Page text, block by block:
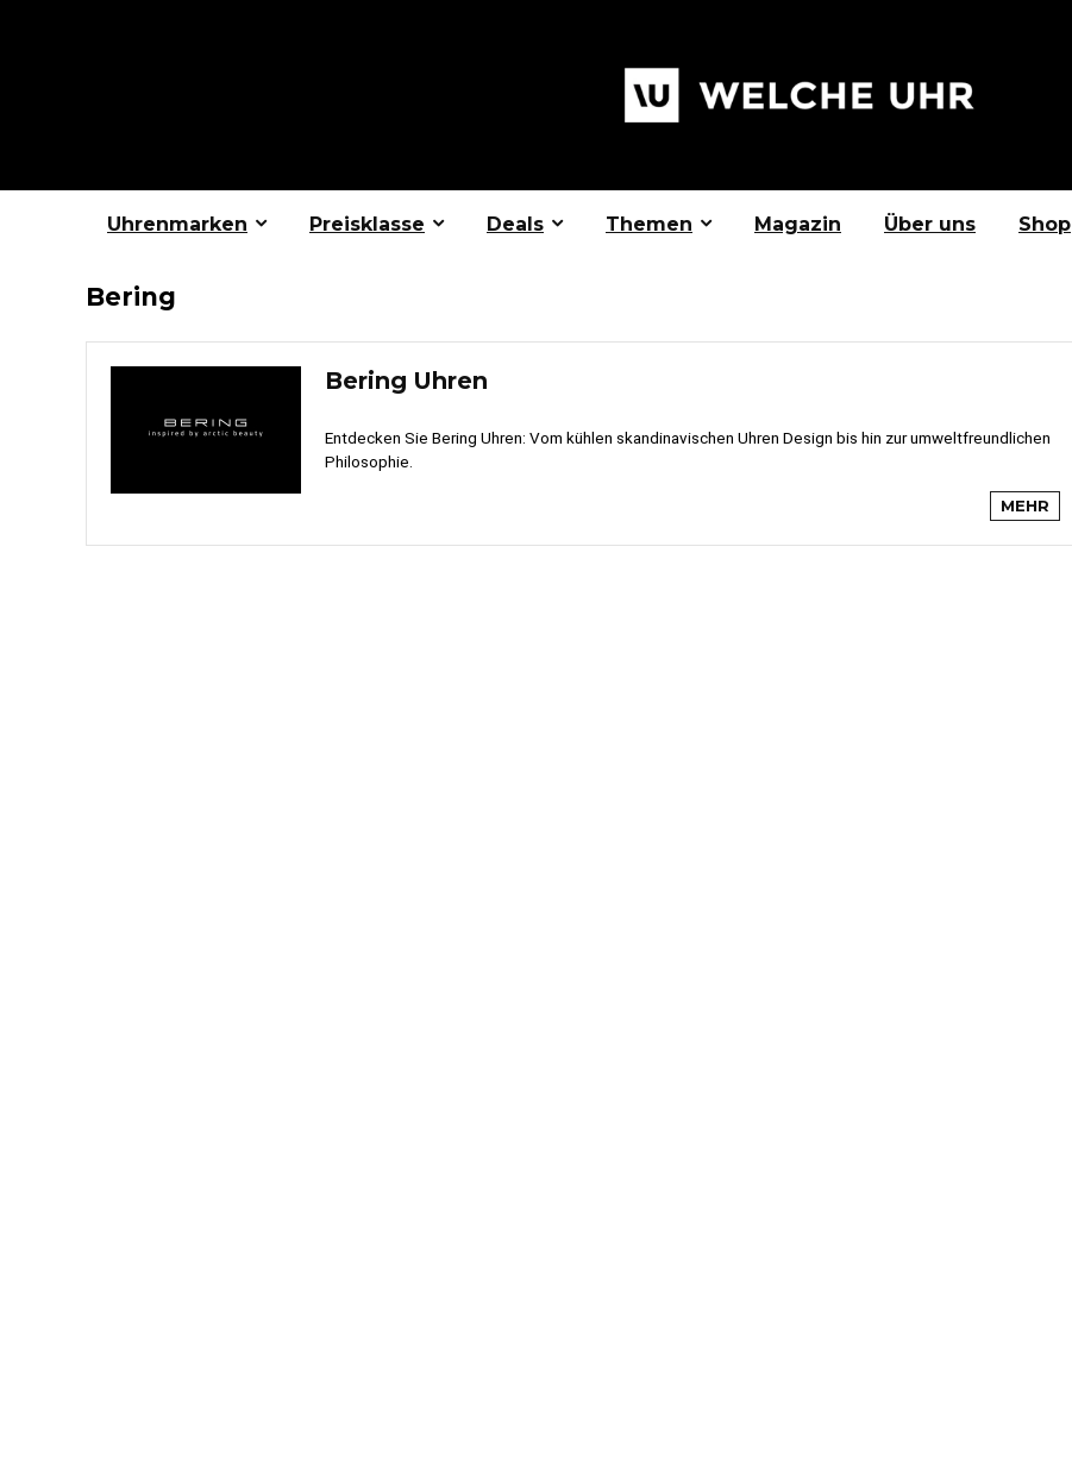
Uhrenmarken Preisklasse Deals Themen Magazin Über uns Shop
Bering
Bering Uhren
Entdecken Sie Bering Uhren: Vom kühlen skandinavischen Uhren Design bis hin zur umweltfreundlichen
Philosophie.
MEHR